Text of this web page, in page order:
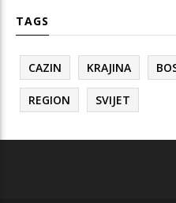
TAGS
CAZIN KRAJINA
REGION SVIJET